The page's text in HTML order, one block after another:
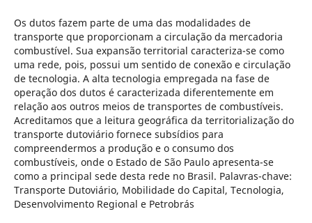
Os dutos fazem parte de uma das modalidades de
transporte que proporcionam a circulação da mercadoria
combustível. Sua expansão territorial caracteriza-se como
uma rede, pois, possui um sentido de conexão e circulação
de tecnologia. A alta tecnologia empregada na fase de
operação dos dutos é caracterizada diferentemente em
relação aos outros meios de transportes de combustíveis.
Acreditamos que a leitura geográfica da territorialização do
transporte dutoviário fornece subsídios para
compreendermos a produção e o consumo dos
combustíveis, onde o Estado de São Paulo apresenta-se
como a principal sede desta rede no Brasil. Palavras-chave:
Transporte Dutoviário, Mobilidade do Capital, Tecnologia,
Desenvolvimento Regional e Petrobrás